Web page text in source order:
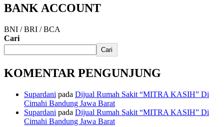
BANK ACCOUNT
BNI / BRI / BCA
Cari
Cari
KOMENTAR PENGUNJUNG
Supardani pada Dijual Rumah Sakit “MITRA KASIH” Di
Cimahi Bandung Jawa Barat
Supardani pada Dijual Rumah Sakit “MITRA KASIH” Di
Cimahi Bandung Jawa Barat